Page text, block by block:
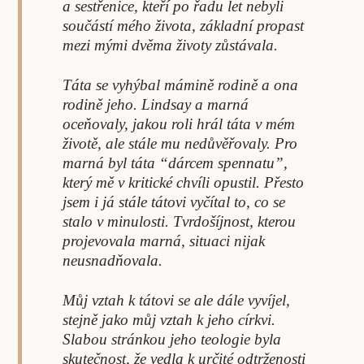
a sestřenice, kteří po řadu let nebyli
součástí mého života, základní propast
mezi mými dvěma životy zůstávala.
Táta se vyhýbal mámině rodině a ona
rodině jeho. Lind­say a marná
oceňovaly, jakou roli hrál táta v mém
životě, ale stále mu nedůvěřovaly. Pro
marná byl táta “dárcem spennatu”,
který mě v kritické chvíli opustil. Přesto
jsem i já stále tátovi vyčítal to, co se
stalo v minulosti. Tvrdošíjnost, kterou
projevovala marná, situaci nijak
neusnadňovala.
Můj vztah k tátovi se ale dále vyvíjel,
stejně jako můj vztah k jeho církvi.
Slabou stránkou jeho teologie byla
skutečnost, že vedla k urči­té odtrženosti